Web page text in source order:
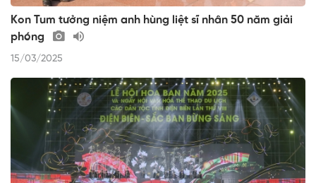
Kon Tum tưởng niệm anh hùng liệt sĩ nhân 50 năm giải
phóng
15/03/2025